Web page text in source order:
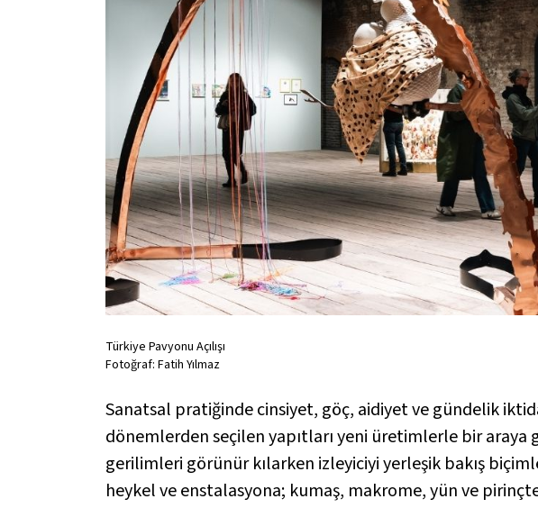
Türkiye Pavyonu Açılışı
Fotoğraf: Fatih Yılmaz
Sanatsal pratiğinde cinsiyet, göç, aidiyet ve gündelik
dönemlerden seçilen yapıtları yeni üretimlerle bir
gerilimleri görünür kılarken izleyiciyi yerleşik bakış
heykel ve enstalasyona; kumaş, makrome, yün ve